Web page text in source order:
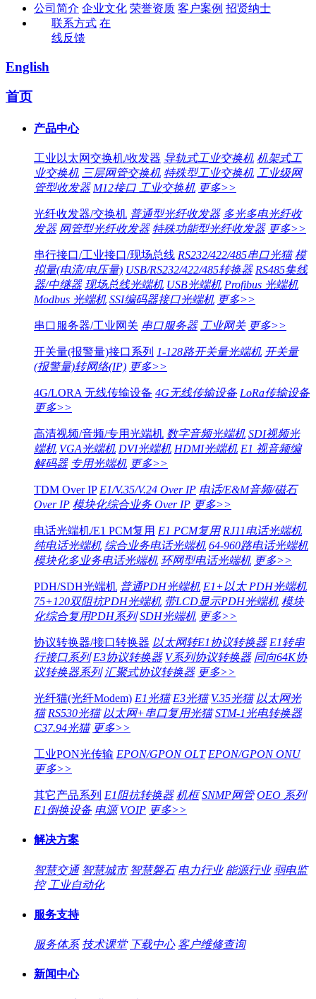
公司简介 企业文化 荣誉资质 客户案例 招贤纳士
联系方式 在
线反馈
English
首页
产品中心
工业以太网交换机/收发器 导轨式工业交换机 机架式工
业交换机 三层网管交换机 特殊型工业交换机 工业级网
管型收发器 M12接口 工业交换机 更多>>
光纤收发器/交换机 普通型光纤收发器 多光多电光纤收
发器 网管型光纤收发器 特殊功能型光纤收发器 更多>>
串行接口/工业接口/现场总线 RS232/422/485串口光猫 模
拟量(电流/电压量) USB/RS232/422/485转换器 RS485集线
器/中继器 现场总线光端机 USB光端机 Profibus 光端机
Modbus 光端机 SSI编码器接口光端机 更多>>
串口服务器/工业网关 串口服务器 工业网关 更多>>
开关量(报警量)接口系列 1-128路开关量光端机 开关量
(报警量)转网络(IP) 更多>>
4G/LORA 无线传输设备 4G无线传输设备 LoRa传输设备
更多>>
高清视频/音频/专用光端机 数字音频光端机 SDI视频光
端机 VGA光端机 DVI光端机 HDMI光端机 E1 视音频编
解码器 专用光端机 更多>>
TDM Over IP E1/V.35/V.24 Over IP 电话/E&M音频/磁石
Over IP 模块化综合业务 Over IP 更多>>
电话光端机/E1 PCM复用 E1 PCM复用 RJ11电话光端机
纯电话光端机 综合业务电话光端机 64-960路电话光端机
模块化多业务电话光端机 环网型电话光端机 更多>>
PDH/SDH光端机 普通PDH光端机 E1+以太 PDH光端机
75+120双阻抗PDH光端机 带LCD显示PDH光端机 模块
化综合复用PDH系列 SDH光端机 更多>>
协议转换器/接口转换器 以太网转E1协议转换器 E1转串
行接口系列 E3协议转换器 V系列协议转换器 同向64K协
议转换器系列 汇聚式协议转换器 更多>>
光纤猫(光纤Modem) E1光猫 E3光猫 V.35光猫 以太网光
猫 RS530光猫 以太网+串口复用光猫 STM-1光电转换器
C37.94光猫 更多>>
工业PON光传输 EPON/GPON OLT EPON/GPON ONU
更多>>
其它产品系列 E1阻抗转换器 机框 SNMP网管 OEO 系列
E1倒换设备 电源 VOIP 更多>>
解决方案
智慧交通 智慧城市 智慧磐石 电力行业 能源行业 弱电监
控 工业自动化
服务支持
服务体系 技术课堂 下载中心 客户维修查询
新闻中心